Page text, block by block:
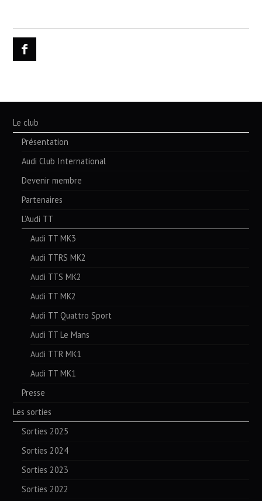
Le club
Présentation
Audi Club International
Devenir membre
Partenaires
L’Audi TT
Audi TT MK3
Audi TTRS MK2
Audi TTS MK2
Audi TT MK2
Audi TT Quattro Sport
Audi TT Le Mans
Audi TTR MK1
Audi TT MK1
Presse
Les sorties
Sorties 2025
Sorties 2024
Sorties 2023
Sorties 2022